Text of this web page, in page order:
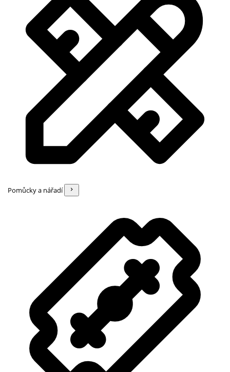
Pomůcky a nářadí